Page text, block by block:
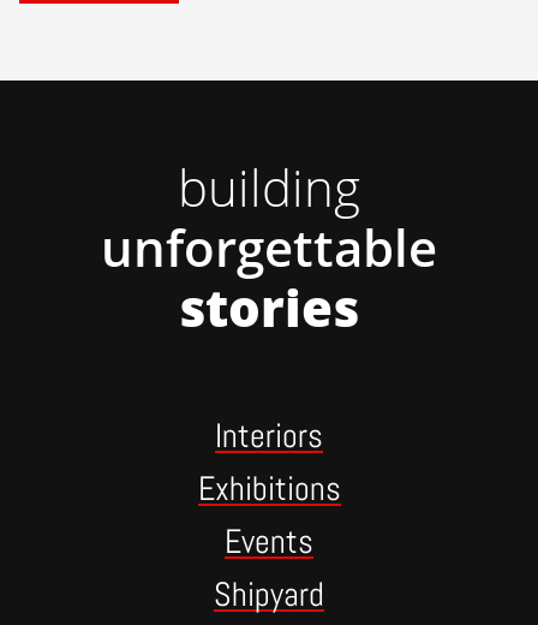
building
unforgettable
stories
Interiors
Exhibitions
Events
Shipyard